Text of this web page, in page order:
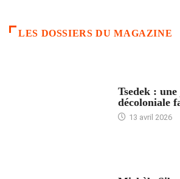
LES DOSSIERS DU MAGAZINE
Tsedek :
décoloniale
13 avril 2026